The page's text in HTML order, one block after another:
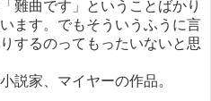
難曲です」ということばかり
ます。でもそういうふうに言
するのってもったいないと思
説家、マイヤーの作品。